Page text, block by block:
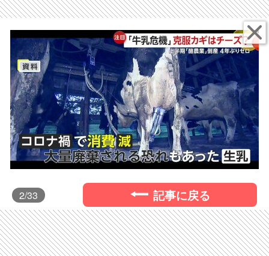
2/33 記事に戻る